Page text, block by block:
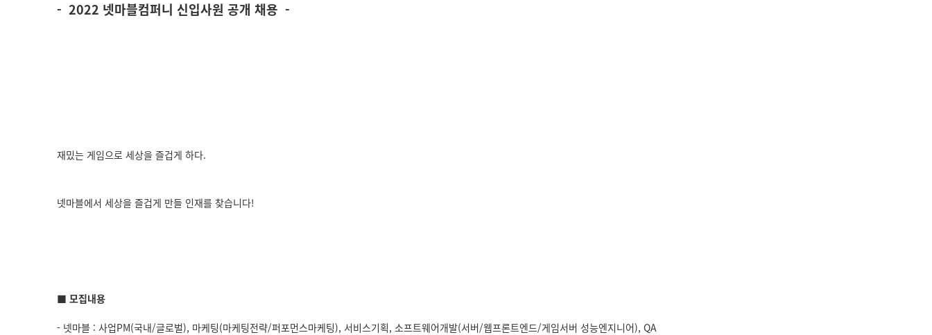
- 2022 넷마블컴퍼니 신입사원 공개 채용 -
재밌는 게임으로 세상을 즐겁게 하다.
넷마블에서 세상을 즐겁게 만들 인재를 찾습니다!
■ 모집내용
- 넷마블 : 사업PM(국내/글로벌), 마케팅(마케팅전략/퍼포먼스마케팅), 서비스기획, 소프트웨어개발(서버/웹프론트엔드/게임서버 성능엔지니어), QA